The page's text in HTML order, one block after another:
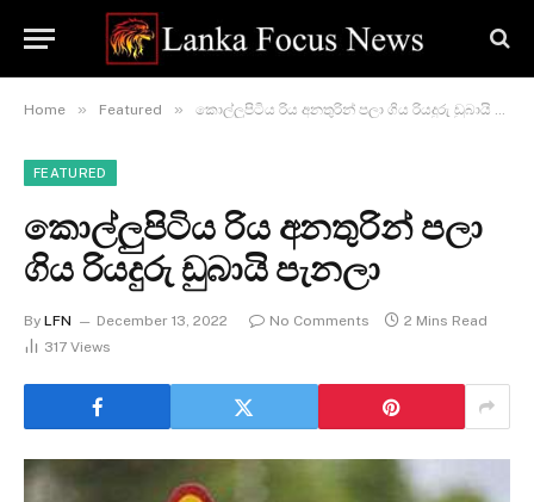
Home » Featured » කොල්ලුපිටිය රිය අනතුරින් පලා ගිය රියදුරු ඩුබායි පැනලා
FEATURED
කොල්ලුපිටිය රිය අනතුරින් පලා
ගිය රියදුරු ඩුබායි පැනලා
By LFN December 13, 2022 No Comments
2 Mins Read
317 Views